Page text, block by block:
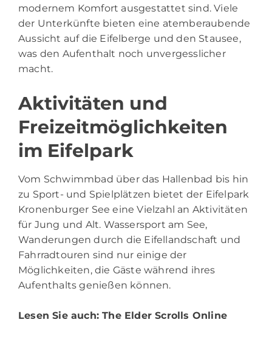
modernem Komfort ausgestattet sind. Viele
der Unterkünfte bieten eine atemberaubende
Aussicht auf die Eifelberge und den Stausee,
was den Aufenthalt noch unvergesslicher
macht.
Aktivitäten und
Freizeitmöglichkeiten
im Eifelpark
Vom Schwimmbad über das Hallenbad bis hin
zu Sport- und Spielplätzen bietet der Eifelpark
Kronenburger See eine Vielzahl an Aktivitäten
für Jung und Alt. Wassersport am See,
Wanderungen durch die Eifellandschaft und
Fahrradtouren sind nur einige der
Möglichkeiten, die Gäste während ihres
Aufenthalts genießen können.
Lesen Sie auch:The Elder Scrolls Online